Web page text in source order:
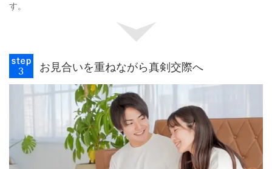
す。
お見合いを重ねながら真剣交際へ